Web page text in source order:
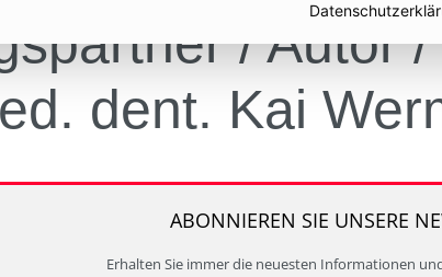
/ Autor
dent. Kai
ABONNIEREN SIE UNSERE
Erhalten Sie immer die neuesten Informationen